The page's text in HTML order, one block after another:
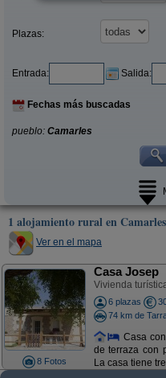
Plazas:
Entrada: Salida:
Fechas más buscadas
pueblo: Camarles
1 alojamiento rural en
Ver en el mapa
8 Fotos
Casa Josep
Vivienda
6 plazas
74 km de
Casa
de terraza con
La casa tiene